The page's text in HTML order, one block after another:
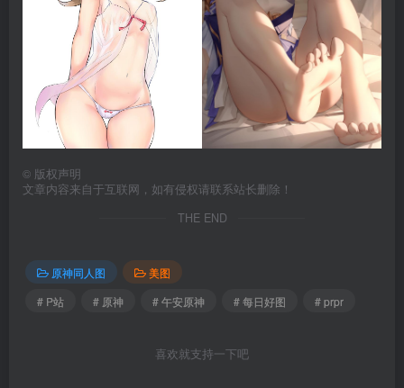
© 版权声明
文章内容来自于互联网，如有侵权请联系站长删除！
THE END
原神同人图
美图
# P站
# 原神 # 午安原神 # 每日好图 # prpr
喜欢就支持一下吧